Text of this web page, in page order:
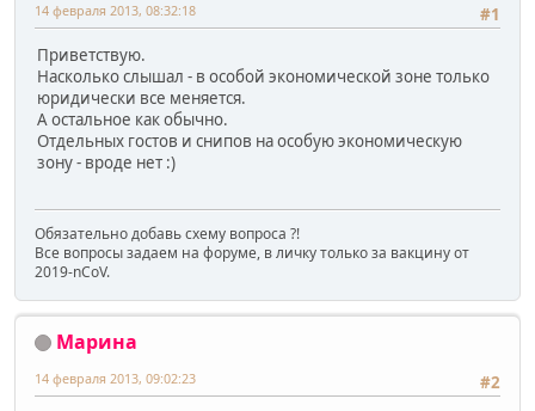
#1
14 февраля 2013, 08:32:18
Приветствую.
Насколько слышал - в особой экономической зоне только
юридически все меняется.
А остальное как обычно.
Отдельных гостов и снипов на особую экономическую
зону - вроде нет :)
Обязательно добавь схему вопроса ?!
Все вопросы задаем на форуме, в личку только за вакцину от
2019-nCoV.
Марина
#2
14 февраля 2013, 09:02:23